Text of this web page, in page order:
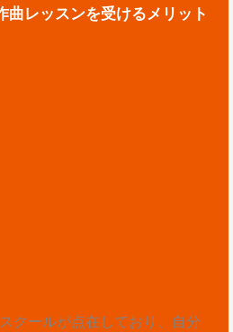
曲レッスンを受けるメリット
クールが点在しており、自分